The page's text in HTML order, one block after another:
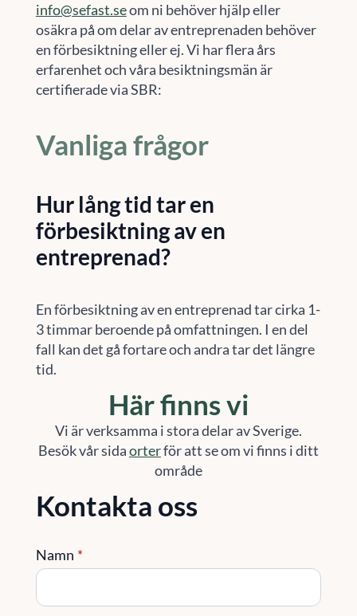
info@sefast.seom ni behöver hjälp eller
osäkra på om delar av entreprenaden behöver
en förbesiktning eller ej. Vi har flera års
erfarenhet och våra besiktningsmän är
certifierade via SBR:
Vanliga frågor
Hur lång tid tar en
förbesiktning av en
entreprenad?
En förbesiktning av en entreprenad tar cirka 1-
3 timmar beroende på omfattningen. I en del
fall kan det gå fortare och andra tar det längre
tid.
Här finns vi
Vi är verksamma i stora delar av Sverige.
Besök vår sidaorterför att se om vi finns i ditt
område
Kontakta oss
Namn *